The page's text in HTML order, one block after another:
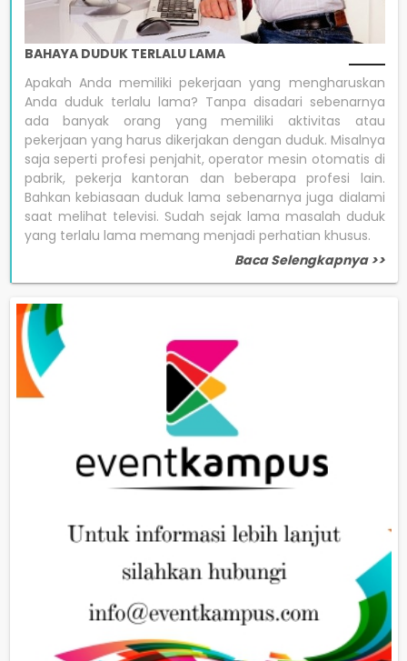
BAHAYA DUDUK TERLALU LAMA
Apakah Anda memiliki pekerjaan yang mengharuskan
Anda duduk terlalu lama? Tanpa disadari sebenarnya
ada banyak orang yang memiliki aktivitas atau
pekerjaan yang harus dikerjakan dengan duduk. Misalnya
saja seperti profesi penjahit, operator mesin otomatis di
pabrik, pekerja kantoran dan beberapa profesi lain.
Bahkan kebiasaan duduk lama sebenarnya juga dialami
saat melihat televisi. Sudah sejak lama masalah duduk
yang terlalu lama memang menjadi perhatian khusus.
Baca Selengkapnya >>